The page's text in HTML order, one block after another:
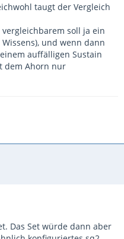
taugt der Vergleich
soll ja ein
und wenn dann
auffälligen Sustain
dem Ahorn nur
Das Set würde dann aber